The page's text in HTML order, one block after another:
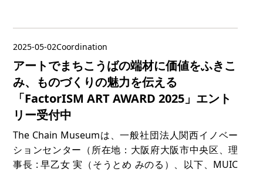
2025-05-02Coordination
アートでまちこうばの端材に価値をふきこ
み、ものづくりの魅力を伝える
「FactorISM ART AWARD 2025」エント
リー受付中
The Chain Museumは、一般社団法人関西イノベー
ションセンター（所在地：大阪府大阪市中央区、理
事長 : 早乙女 実（そうとめ みのる）、以下、MUIC